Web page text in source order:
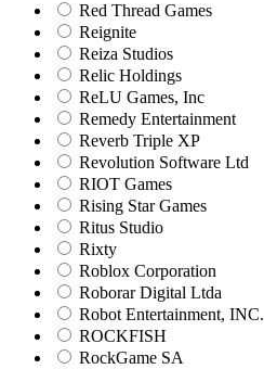
Red Thread Games
Reignite
Reiza Studios
Relic Holdings
ReLU Games, Inc
Remedy Entertainment
Reverb Triple XP
Revolution Software Ltd
RIOT Games
Rising Star Games
Ritus Studio
Rixty
Roblox Corporation
Roborar Digital Ltda
Robot Entertainment, INC.
ROCKFISH
RockGame SA